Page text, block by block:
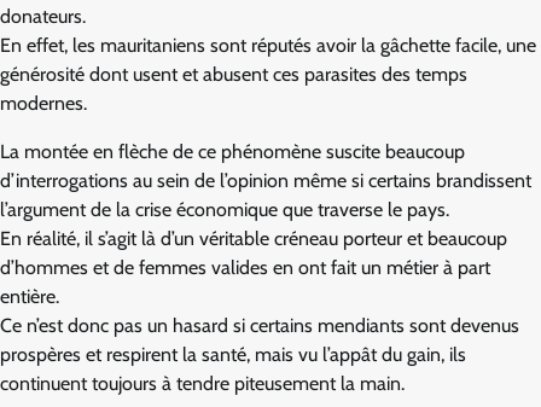
donateurs.
En effet, les mauritaniens sont réputés avoir la gâchette facile, une
générosité dont usent et abusent ces parasites des temps
modernes.
La montée en flèche de ce phénomène suscite beaucoup
d’interrogations au sein de l’opinion même si certains brandissent
l’argument de la crise économique que traverse le pays.
En réalité, il s’agit là d’un véritable créneau porteur et beaucoup
d’hommes et de femmes valides en ont fait un métier à part
entière.
Ce n’est donc pas un hasard si certains mendiants sont devenus
prospères et respirent la santé, mais vu l’appât du gain, ils
continuent toujours à tendre piteusement la main.